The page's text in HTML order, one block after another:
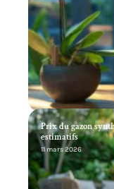
Prix du gazon
estimatifs
11 mars 2026